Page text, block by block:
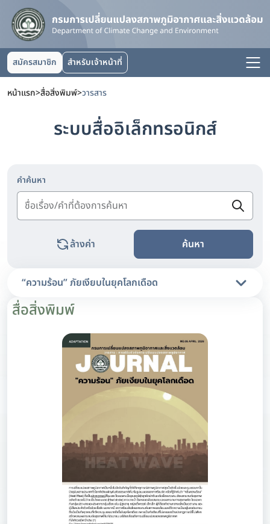
สมัครสมาชิก สำหรับเจ้าหน้าที่
หน้าแรก>สื่อสิ่งพิมพ์>วารสาร
ระบบสื่ออิเล็กทรอนิกส์
คำค้นหา
ล้างค่า ค้นหา
“ความร้อน” ภัยเงียบในยุคโลกเดือด
สื่อสิ่งพิมพ์